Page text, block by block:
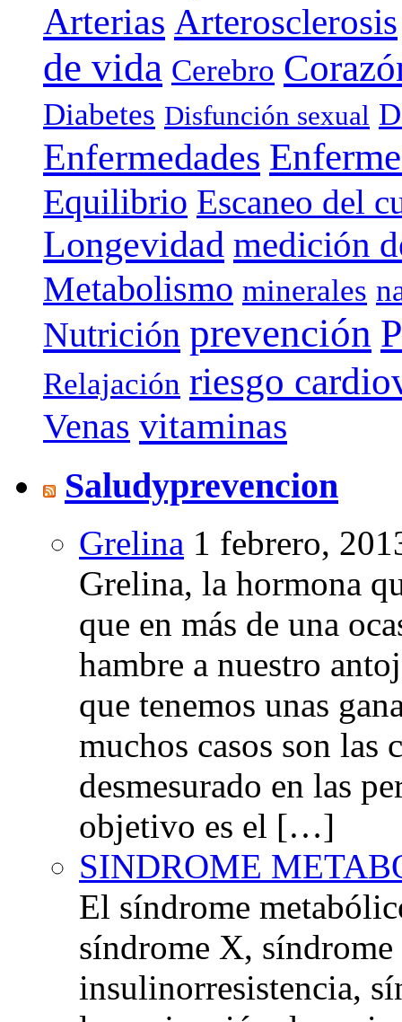
Arterias Arterosclerosis
de vida Cerebro
Diabetes Disfunción sexual
Enfermedades
Equilibrio Escaneo del
Longevidad medición
Metabolismo minerales
Nutrición prevención
Relajación riesgo
Venas vitaminas
Saludyprevencion
Grelina 1 febrero,
Grelina, la hormona
que en más de una
hambre a nuestro
que tenemos unas
muchos casos son las
desmesurado en las
objetivo es el […]
SINDROME
El síndrome
síndrome X,
insulinorresistencia,